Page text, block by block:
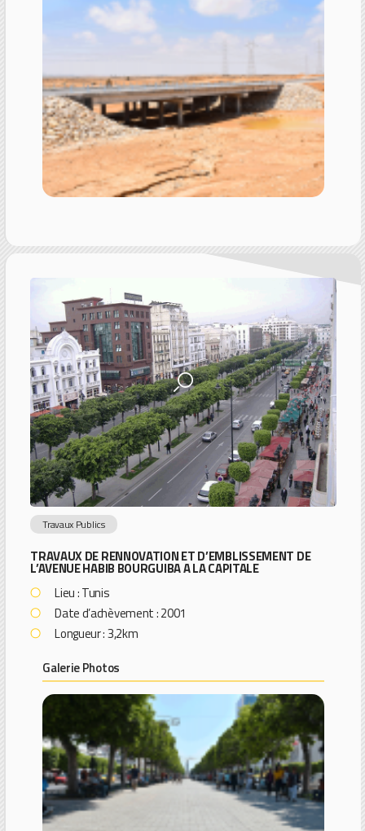
Travaux Publics
TRAVAUX DE RENNOVATION ET D’EMBLISSEMENT DE
L’AVENUE HABIB BOURGUIBA A LA CAPITALE
Lieu : Tunis
Date d’achèvement : 2001
Longueur : 3,2km
Galerie Photos